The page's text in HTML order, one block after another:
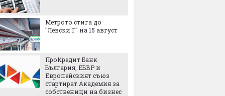
Метрото стига до
"Левски Г" на 15 август
ПроКредит Банк
България, ЕБВР и
Европейският съюз
стартират Академия за
собственици на бизнес